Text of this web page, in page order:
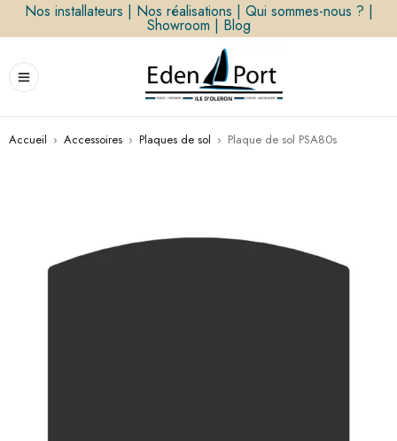
Nos installateurs | Nos réalisations | Qui sommes-nous ? |
Showroom | Blog
Accueil › Accessoires › Plaques de sol › Plaque de sol PSA80s